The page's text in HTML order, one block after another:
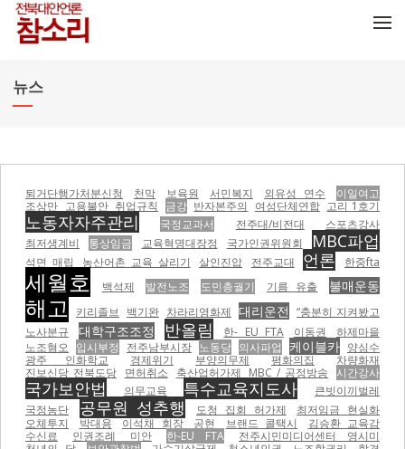
뉴스
퇴거단행가처분신청 천막 보육원 서민복지 외유성 연수
이일여고
조상만 고용불안 취업규칙 금강 반자본주의 여성단체연합 고리 1호기
노동자자주관리 국정교과서 전주대/비전대
스포츠강사
최저생계비
통상임금 교육혁명대장정 국가인권위원회 MBC파업
석면 매립 농산어촌 교육 살리기 살인진압 전주교대 언론 한중fta
세월호 백석제 발전노조 도민총궐기 기름 유출 불매운동
해고 키리졸브 백기완 차라리영화제 대리운전 “충분히 지켜봤고
노사분규
대학구조조정 반올림 한- EU FTA 이동권
하제마을
노조혐오 입시부정 전주남부시장 노동당 의사파업 케이블카 양심수
광주 인화학교
경제위기 부양의무제 평화의집
차량화재
진보신당 전북도당 면허취소 축산업허가제 MBC / 공정방송 시간강사
국가보안법 의무교육 특수교육지도사
큰빗이끼벌레
국정농단
공무원 성추행 도청 집회 허가제
최저임금 현실화
오체투지
박대용 이석채 회장 공현 브랜드 콜택시
김승환 교육감
수신료
인권조례 미안 한-EU FTA
전주시민미디어센터 영시미